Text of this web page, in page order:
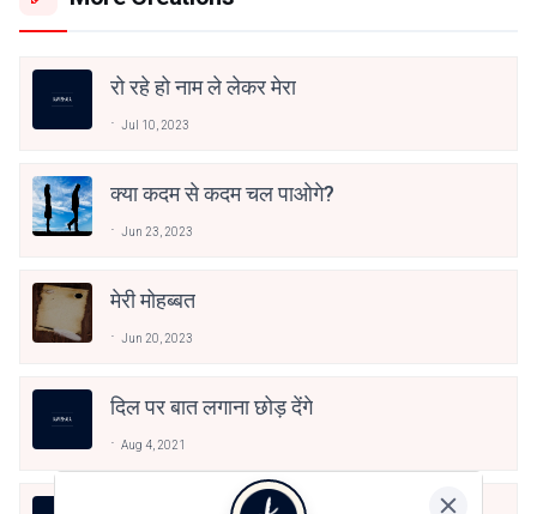
रो रहे हो नाम ले लेकर मेरा
Jul 10, 2023
क्या कदम से कदम चल पाओगे?
Jun 23, 2023
मेरी मोहब्बत
Jun 20, 2023
दिल पर बात लगाना छोड़ देंगे
Aug 4, 2021